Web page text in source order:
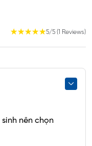
☆
☆
☆
☆
☆ 5/5 (1 Reviews)
nên chọn